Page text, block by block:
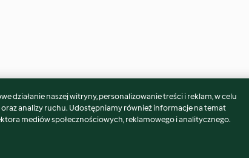
działanie naszej witryny, personalizowanie treści i reklam, w celu
analizy ruchu. Udostępniamy również informacje na temat
mediów społecznościowych, reklamowego i analitycznego.